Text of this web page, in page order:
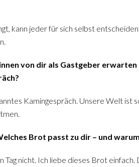
kann jeder für sich selbst
von dir als Gastgeber
Kamingespräch. Unsere Welt ist
Brot passt zu dir – und
Tag nicht. Ich liebe dieses Brot